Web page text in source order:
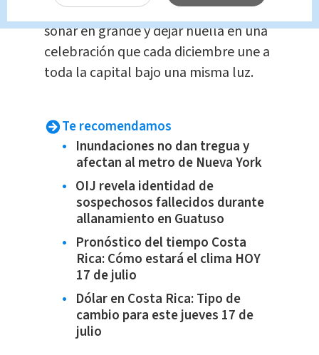
LaMunicipalidad
de San José invita a
soñar en grande y dejar huella en una
celebración que cada diciembre une a
toda la capital bajo una misma luz.
Te recomendamos
Inundaciones no dan tregua y
afectan al metro de Nueva York
OIJ revela identidad de
sospechosos fallecidos durante
allanamiento en Guatuso
Pronóstico del tiempo Costa
Rica: Cómo estará el clima HOY
17 de julio
Dólar en Costa Rica: Tipo de
cambio para este jueves 17 de
julio